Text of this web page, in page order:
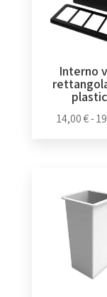
Interno
14,00€-